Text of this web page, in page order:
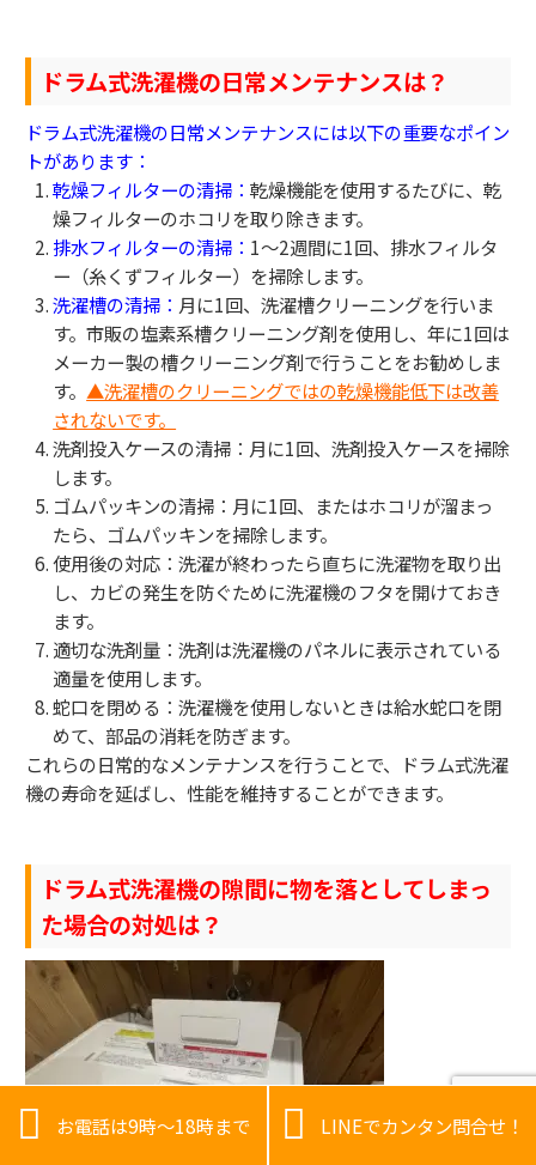
ドラム式洗濯機の日常メンテナンスは？
ドラム式洗濯機の日常メンテナンスには以下の重要なポイン
トがあります：
乾燥フィルターの清掃：乾燥機能を使用するたびに、乾
燥フィルターのホコリを取り除きます。
排水フィルターの清掃： 1〜2週間に1回、排水フィルタ
ー（糸くずフィルター）を掃除します。
洗濯槽の清掃： 月に1回、洗濯槽クリーニングを行いま
す。市販の塩素系槽クリーニング剤を使用し、年に1回は
メーカー製の槽クリーニング剤で行うことをお勧めしま
す。 ▲洗濯槽のクリーニングではの乾燥機能低下は改善
されないです。
洗剤投入ケースの清掃：月に1回、洗剤投入ケースを掃除
します。
ゴムパッキンの清掃：月に1回、またはホコリが溜まっ
たら、ゴムパッキンを掃除します。
使用後の対応：洗濯が終わったら直ちに洗濯物を取り出
し、カビの発生を防ぐために洗濯機のフタを開けておき
ます。
適切な洗剤量：洗剤は洗濯機のパネルに表示されている
適量を使用します。
蛇口を閉める：洗濯機を使用しないときは給水蛇口を閉
めて、部品の消耗を防ぎます。
これらの日常的なメンテナンスを行うことで、ドラム式洗濯
機の寿命を延ばし、性能を維持することができます。
ドラム式洗濯機の隙間に物を落としてしまっ
た場合の対処は？
 お電話は9時～18時まで  LINEでカンタン問合せ！